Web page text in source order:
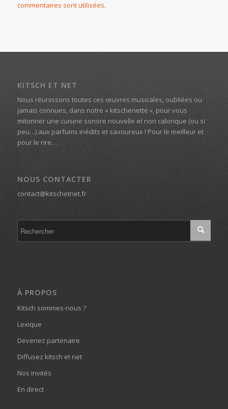
commentaires sont utilisées.
KITSCH ET NET
Nous réunissons toutes ces œuvres musicales, oubliées ou
jamais connues, dans notre « kitschenette », pour vous
mitonner une cuisine sonore nouvelle et non calorique (ou si
peu…) aux parfums inédits et savoureux ! Pour le meilleur et
pour le rire…
NOUS CONTACTER
contact@kitschetnet.fr
À PROPOS
Kitsch sommes-nous ?
Lexique
Devenez partenaire
Diffusez kitsch et net
Nos invités
En direct